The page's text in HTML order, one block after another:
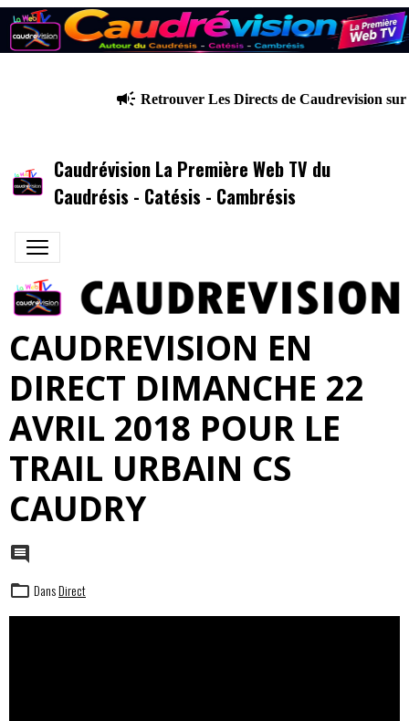
Retrouver Les Directs de Caudrevision
Caudrévision La Première Web TV du
Caudrésis - Catésis - Cambrésis
CAUDREVISION EN
DIRECT DIMANCHE 22
AVRIL 2018 POUR LE
TRAIL URBAIN CS
CAUDRY
DansDirect